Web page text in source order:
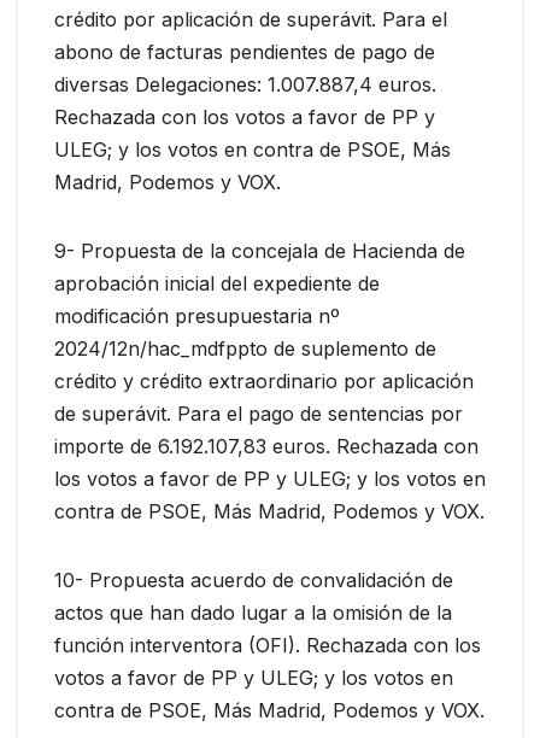
crédito por aplicación de superávit. Para el
abono de facturas pendientes de pago de
diversas Delegaciones: 1.007.887,4 euros.
Rechazada con los votos a favor de PP y
ULEG; y los votos en contra de PSOE, Más
Madrid, Podemos y VOX.
9- Propuesta de la concejala de Hacienda de
aprobación inicial del expediente de
modificación presupuestaria nº
2024/12n/hac_mdfppto de suplemento de
crédito y crédito extraordinario por aplicación
de superávit. Para el pago de sentencias por
importe de 6.192.107,83 euros. Rechazada con
los votos a favor de PP y ULEG; y los votos en
contra de PSOE, Más Madrid, Podemos y VOX.
10- Propuesta acuerdo de convalidación de
actos que han dado lugar a la omisión de la
función interventora (OFI). Rechazada con los
votos a favor de PP y ULEG; y los votos en
contra de PSOE, Más Madrid, Podemos y VOX.